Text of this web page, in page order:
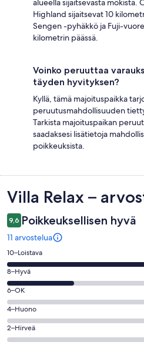
alueella sijaitsevasta mökistä.
Highland sijaitsevat 10
Sengen -pyhäkkö ja Fuji-
kilometrin päässä.
Voinko peruuttaa
täyden hyvityksen?
Kyllä, tämä majoituspaikka
peruutusmahdollisuuden
Tarkista majoituspaikan
saadaksesi lisätietoja
poikkeuksista.
Arvostelut
Villa Relax –
9,6 Poikkeuksellisen hyvä
11 arvostelua
Arvosana
10
-
Loistava.
8
kautta
11
arvostelua
10–Loistava
Arvosana
8
-
Hyvä.
3
kautta
8–Hyvä
Arvosana
6
-
OK.
0
6–OK
Arvosana
4
-
4–Huono
Arvosana
2
2–Hirveä